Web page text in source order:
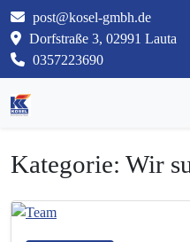
post@kosel-gmbh.de
Dorfstraße 3, 02991 Lauta
0357223690
Kategorie: Wir